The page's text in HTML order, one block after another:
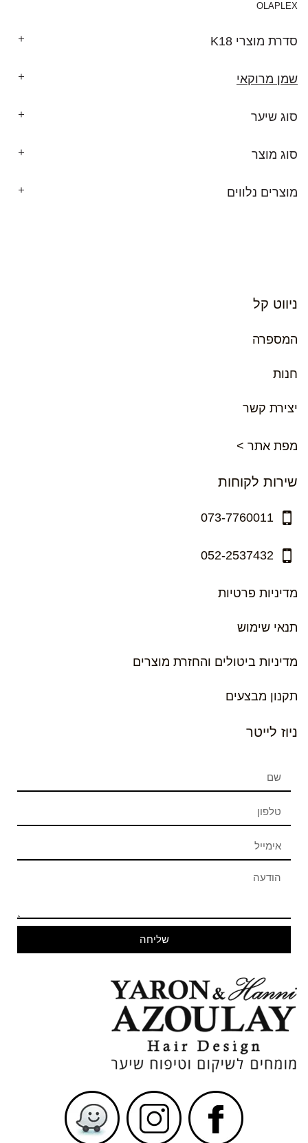
OLAPLEX
סדרת מוצרי K18
שמן מרוקאי
סוג שיער
סוג מוצר
מוצרים נלווים
ניווט קל
המספרה
חנות
יצירת קשר
מפת אתר >
שירות לקוחות
073-7760011
052-2537432
מדיניות פרטיות
תנאי שימוש
מדיניות ביטולים והחזרת מוצרים
תקנון מבצעים
ניוז לייטר
שליחה